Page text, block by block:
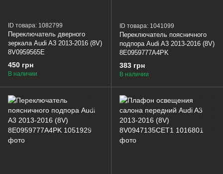
ID товара: 1082799
Переключатель дверного
зеркала Audi A3 2013-2016 (8V)
8V0959565E
450 грн
В наличии
ID товара: 1041099
Переключатель поясничного
подпора Audi A3 2013-2016 (8V)
8E0959777A4PK
383 грн
В наличии